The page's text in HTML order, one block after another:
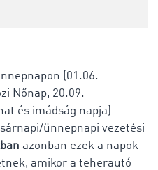
(01.06.
Nőnap, 20.09.
és imádság napja)
ünnepnapi vezetési
azonban ezek a napok
amikor a teherautó